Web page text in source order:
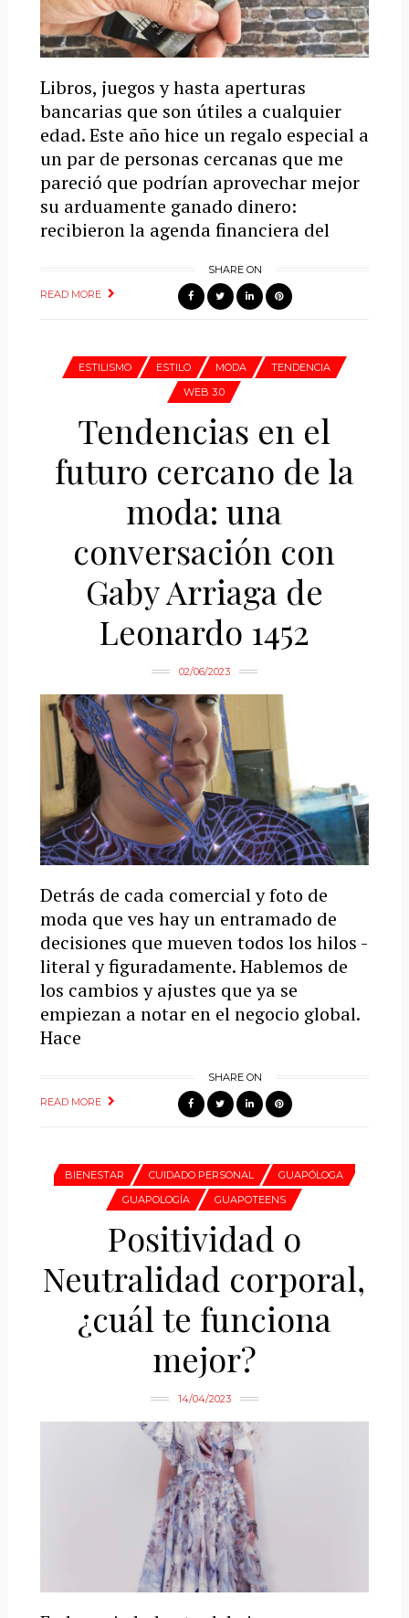
Libros, juegos y hasta aperturas
bancarias que son útiles a cualquier
edad. Este año hice un regalo especial a
un par de personas cercanas que me
pareció que podrían aprovechar mejor
su arduamente ganado dinero:
recibieron la agenda financiera del
READ MORE
SHARE ON
ESTILISMO ESTILO MODA
TENDENCIA
WEB 3.0
Tendencias en el
futuro cercano de la
moda: una
conversación con
Gaby Arriaga de
Leonardo 1452
02/06/2023
Detrás de cada comercial y foto de
moda que ves hay un entramado de
decisiones que mueven todos los hilos -
literal y figuradamente. Hablemos de
los cambios y ajustes que ya se
empiezan a notar en el negocio global.
Hace
READ MORE
SHARE ON
BIENESTAR CUIDADO PERSONAL
GUAPÓLOGA
GUAPOLOGÍA
GUAPOTEENS
Positividad o
Neutralidad corporal,
¿cuál te funciona
mejor?
14/04/2023